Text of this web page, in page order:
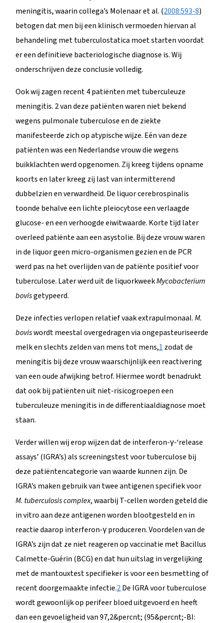
meningitis, waarin collega’s Molenaar et al. (2008:593-8)
betogen dat men bij een klinisch vermoeden hiervan al
behandeling met tuberculostatica moet starten voordat
er een definitieve bacteriologische diagnose is. Wij
onderschrijven deze conclusie volledig.
Ook wij zagen recent 4 patiënten met tuberculeuze
meningitis. 2 van deze patiënten waren niet bekend
wegens pulmonale tuberculose en de ziekte
manifesteerde zich op atypische wijze. Eén van deze
patiënten was een Nederlandse vrouw die wegens
buikklachten werd opgenomen. Zij kreeg tijdens opname
koorts en later kreeg zij last van intermitterend
dubbelzien en verwardheid. De liquor cerebrospinalis
toonde behalve een lichte pleiocytose een verlaagde
glucose- en een verhoogde eiwitwaarde. Korte tijd later
overleed patiënte aan een asystolie. Bij deze vrouw waren
in de liquor geen micro-organismen gezien en de PCR
werd pas na het overlijden van de patiënte positief voor
tuberculose. Later werd uit de liquorkweekMycobacterium
bovisgetypeerd.
Deze infecties verlopen relatief vaak extrapulmonaal.M.
boviswordt meestal overgedragen via ongepasteuriseerde
melk en slechts zelden van mens tot mens,1 zodat de
meningitis bij deze vrouw waarschijnlijk een reactivering
van een oude afwijking betrof. Hiermee wordt benadrukt
dat ook bij patiënten uit niet-risicogroepen een
tuberculeuze meningitis in de differentiaaldiagnose moet
staan.
Verder willen wij erop wijzen dat de interferon-γ-‘release
assays’ (IGRA’s) als screeningstest voor tuberculose bij
deze patiëntencategorie van waarde kunnen zijn. De
IGRA’s maken gebruik van twee antigenen specifiek voor
M. tuberculosis complex, waarbij T-cellen worden geteld die
in vitro aan deze antigenen worden blootgesteld en in
reactie daarop interferon-γ produceren. Voordelen van de
IGRA’s zijn dat ze niet reageren op vaccinatie met Bacillus
Calmette-Guérin (BCG) en dat hun uitslag in vergelijking
met de mantouxtest specifieker is voor een besmetting of
recent doorgemaakte infectie.2De IGRA voor tuberculose
wordt gewoonlijk op perifeer bloed uitgevoerd en heeft
dan een gevoeligheid van 97,2&percnt; (95&percnt;-BI: